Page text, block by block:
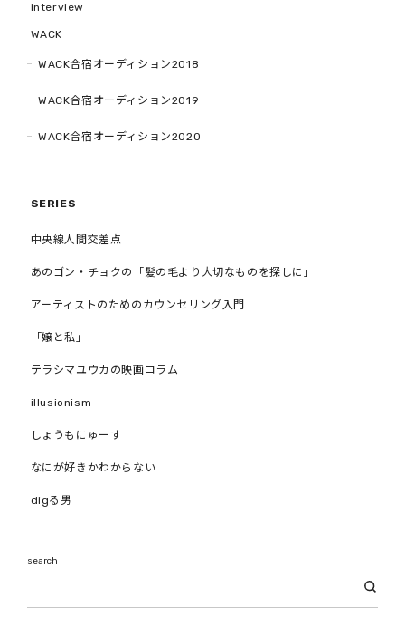
interview
WACK
WACK合宿オーディション2018
WACK合宿オーディション2019
WACK合宿オーディション2020
SERIES
中央線人間交差点
あのゴン・チョクの「髪の毛より大切なものを探しに」
アーティストのためのカウンセリング入門
「嬢と私」
テラシマユウカの映画コラム
illusionism
しょうもにゅーす
なにが好きかわからない
digる男
search